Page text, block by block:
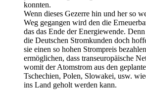
konnten.
Wenn die­ses Gezer­re hin und her so
Weg gegan­gen wird den die
das das Ende der Ener­gie­wen­de.
die Deut­schen Strom­kun­den doch
sie einen so hohen Strom­preis
ermög­li­chen, dass trans­eu­ro­päi­sche
womit der Atom­strom aus den
Tsche­chi­en, Polen, Slo­wa­kei, usw.
ins Land geholt wer­den kann.